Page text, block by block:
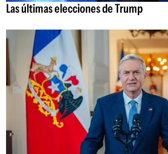
Las últimas elecciones de Trump